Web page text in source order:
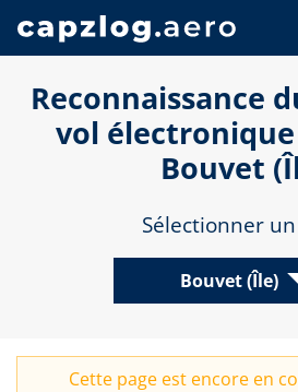
Reconnaissance
vol
Bouvet
Sélectionner
Bouvet (Île)
Cette page est encore en